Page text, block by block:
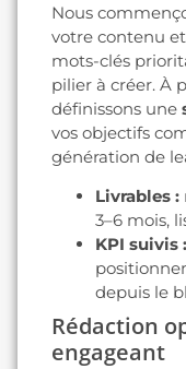
Nous
votre contenu
mots-clés
pilier à créer. À
définissons une
vos objectifs
génération de
Livrables :
3–6 mois,
KPI suivis :
depuis le
Rédaction
engageant